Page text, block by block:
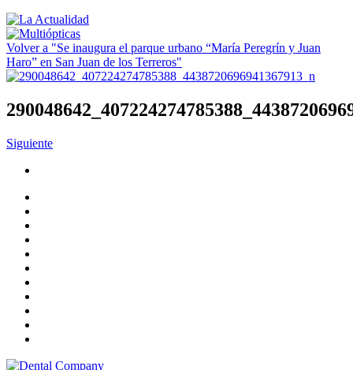
Volver a "Se inaugura el parque urbano “María Peregrín y Juan
Haro” en San Juan de los Terreros"
Siguiente